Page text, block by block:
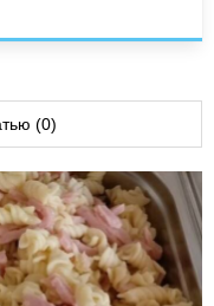
(0)